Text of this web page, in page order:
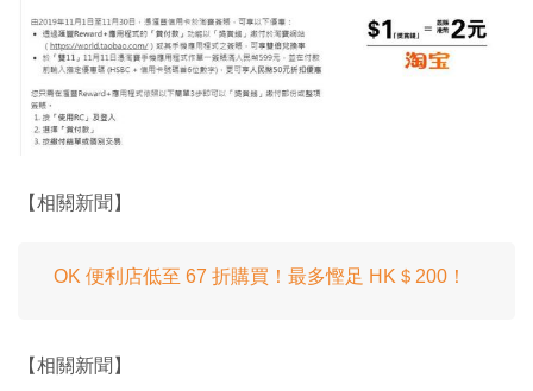
【相關新聞】
OK 便利店低至 67 折購買！最多慳足 HK＄200！
【相關新聞】